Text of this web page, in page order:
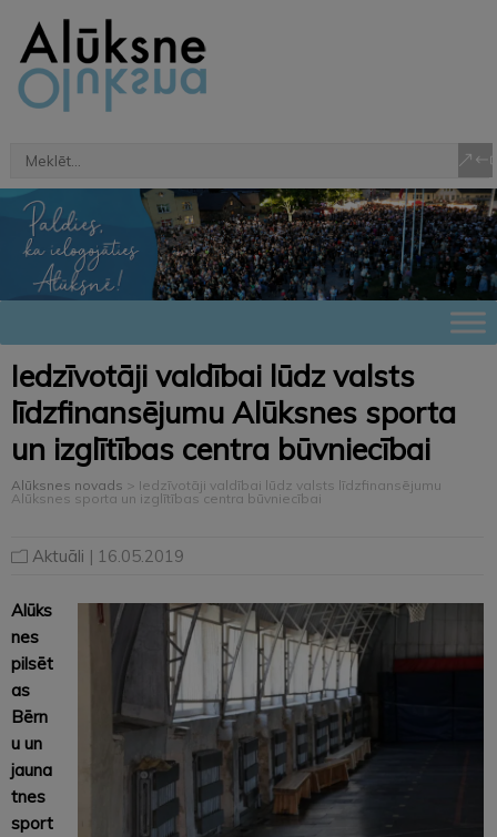
Iedzīvotāji valdībai lūdz valsts
līdzfinansējumu Alūksnes sporta
un izglītības centra būvniecībai
Alūksnes novads > Iedzīvotāji valdībai lūdz valsts līdzfinansējumu
Alūksnes sporta un izglītības centra būvniecībai
Aktuāli | 16.05.2019
Alūks
nes
pilsēt
as
Bērn
u un
jauna
tnes
sport